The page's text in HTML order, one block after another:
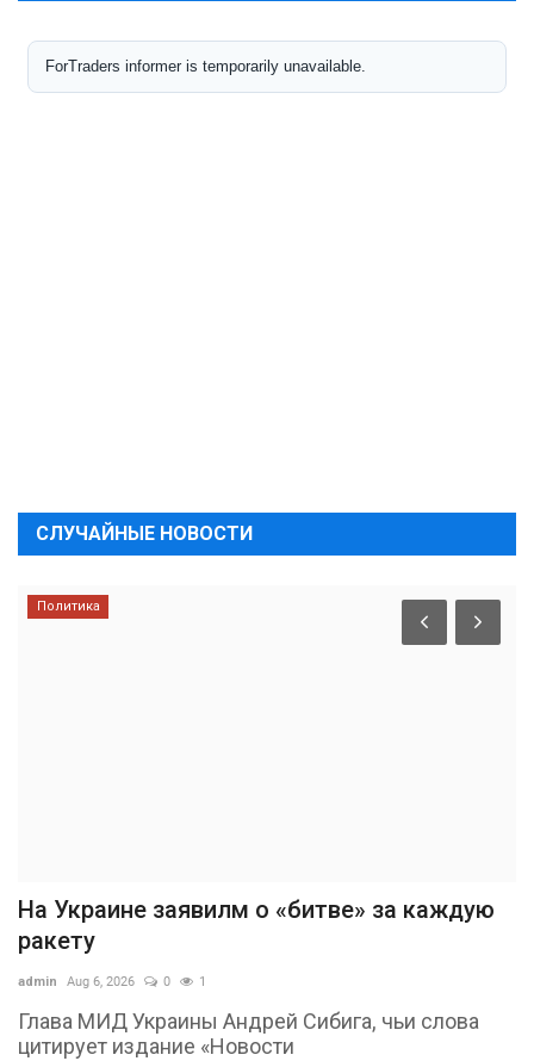
СЛУЧАЙНЫЕ НОВОСТИ
Политика
На Украине заявилм о «битве» за каждую
ракету
admin Aug 6, 2026 0 1
Глава МИД Украины Андрей Сибига, чьи слова
цитирует издание «Новости